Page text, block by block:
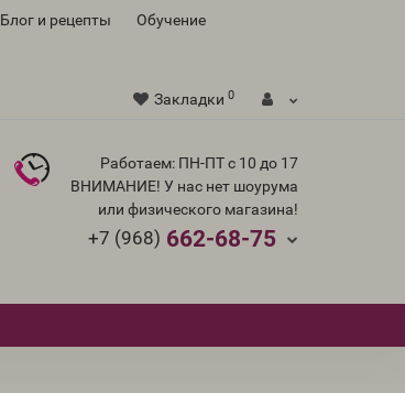
Блог и рецепты Обучение
Закладки 0
Работаем: ПН-ПТ с 10 до 17
ВНИМАНИЕ! У нас нет шоурума
или физического магазина!
+7 (968) 662-68-75